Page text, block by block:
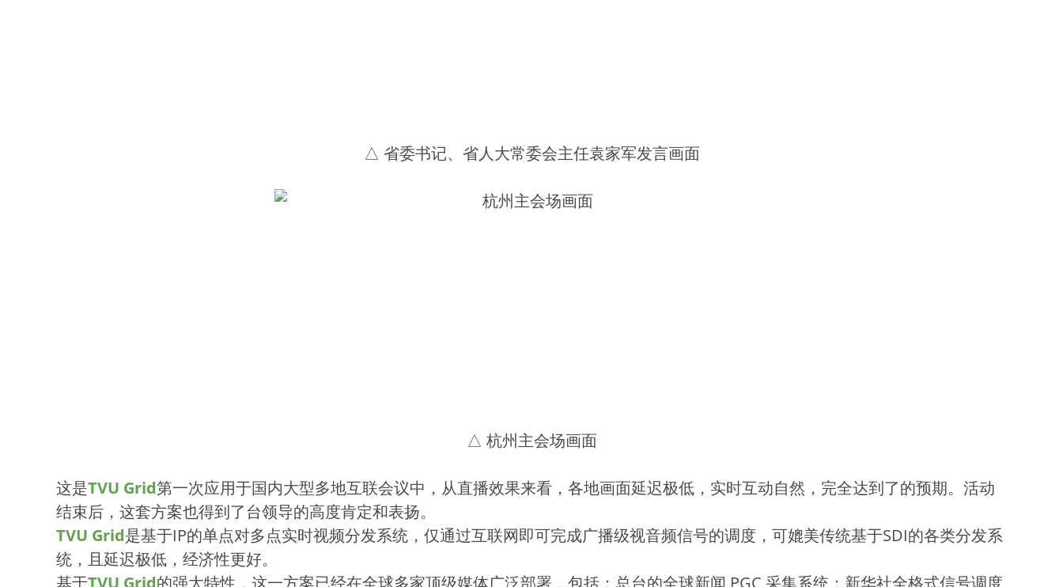
△ 省委书记、省人大常委会主任袁家军发言画面
△ 杭州主会场画面
这是TVU Grid第一次应用于国内大型多地互联会议中，从直播效果来看，各地画面延迟极低，实时互动自然，完全达到了的预期。活动
结束后，这套方案也得到了台领导的高度肯定和表扬。
TVU Grid是基于IP的单点对多点实时视频分发系统，仅通过互联网即可完成广播级视音频信号的调度，可媲美传统基于SDI的各类分发系
统，且延迟极低，经济性更好。
基于TVU Grid的强大特性，这一方案已经在全球多家顶级媒体广泛部署，包括：总台的全球新闻 PGC 采集系统；新华社全格式信号调度